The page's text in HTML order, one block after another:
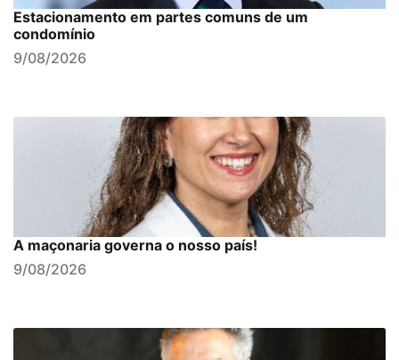
Estacionamento em partes comuns de um
condomínio
9/08/2026
A maçonaria governa o nosso país!
9/08/2026